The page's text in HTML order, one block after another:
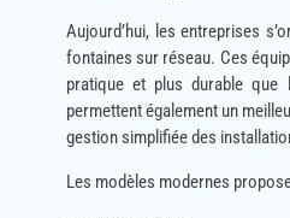
Aujourd’hui, les entreprises
fontaines sur réseau. Ces
pratique et plus durable que
permettent également un
gestion simplifiée des
Les modèles modernes